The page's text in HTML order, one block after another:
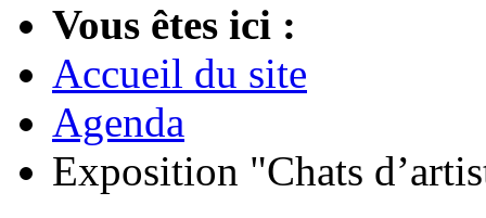
Vous êtes ici :
Accueil du site
Agenda
Exposition "Chats